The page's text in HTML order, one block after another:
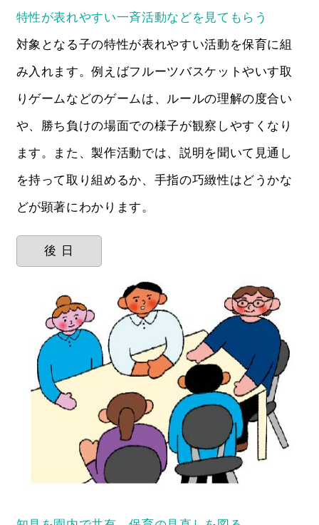
特性が表れやすい一斉活動などを見てもらう
対象となる子の特性が表れやすい活動を保育に組
み入れます。例えばフルーツバスケットやいす取
りゲームなどのゲームは、ルールの理解の度合い
や、勝ち負けの場面での様子が観察しやすくなり
ます。また、製作活動では、説明を聞いて見通し
を持って取り組めるか、手指の巧緻性はどうかな
どが顕著にわかります。
後 日